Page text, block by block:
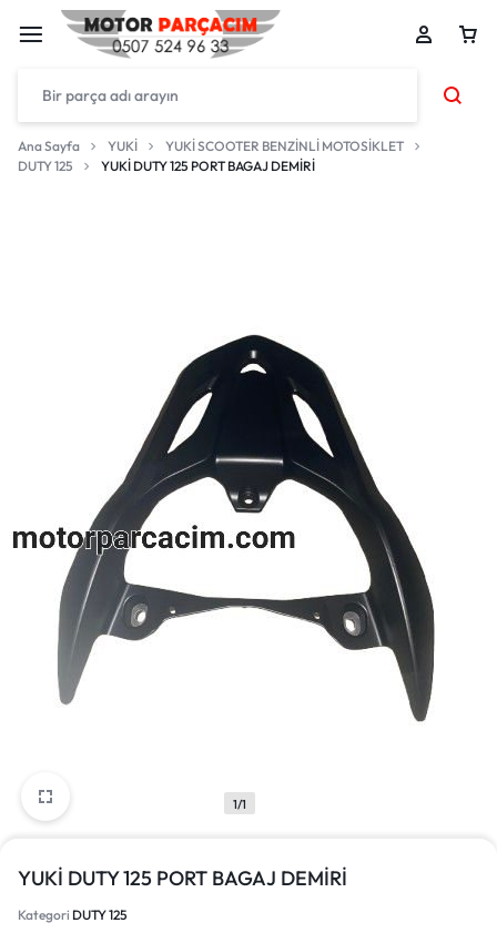
Ana Sayfa YUKİ
YUKİ SCOOTER BENZİNLİ MOTOSİKLET
DUTY 125
YUKİ DUTY 125 PORT BAGAJ DEMİRİ
1/1
YUKİ DUTY 125 PORT BAGAJ DEMİRİ
Kategori DUTY 125